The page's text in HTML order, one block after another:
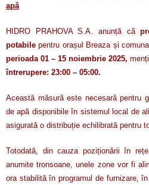
apă
HIDRO PRAHOVA S.A. anunță că
potabile pentru orașul Breaza și
perioada 01 – 15 noiembrie 2025,
întrerupere: 23:00 – 05:00.
Această măsură este necesară pentru
de apă disponibile în sistemul local de
asigurată o distribuție echilibrată pentru
Totodată, din cauza poziționării în
anumite tronsoane, unele zone vor fi
ora stabilită în programul de furnizare,